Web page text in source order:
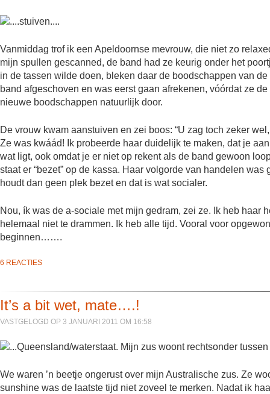
Vanmiddag trof ik een Apeldoornse mevrouw, die niet zo
mijn spullen gescanned, de band had ze keurig onder het
in de tassen wilde doen, bleken daar de boodschappen van
band afgeschoven en was eerst gaan afrekenen, vóórdat ze
nieuwe boodschappen natuurlijk door.
De vrouw kwam aanstuiven en zei boos: “U zag toch zeker
Ze was kwáád! Ik probeerde haar duidelijk te maken, dat je
wat ligt, ook omdat je er niet op rekent als de band gewoon
staat er “bezet” op de kassa. Haar volgorde van handelen
houdt dan geen plek bezet en dat is wat socialer.
Nou, ík was de a-sociale met mijn gedram, zei ze. Ik heb haar
helemaal niet te drammen. Ik heb alle tijd. Vooral voor
beginnen…….
6 REACTIES
It’s a bit wet, mate….!
VASTGELOGD OP 3 JANUARI 2011 OM 16:58
We waren ’n beetje ongerust over mijn Australische zus. Ze
sunshine was de laatste tijd niet zoveel te merken. Nadat ik